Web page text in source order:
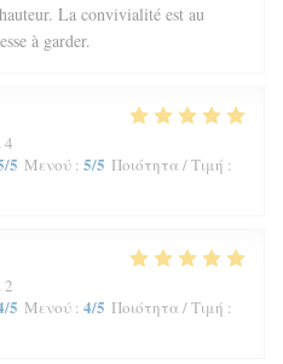
La convivialité est au
à garder.
4
/5 Μενού : 5/5 Ποιότητα / Τιμή :
2
/5 Μενού : 4/5 Ποιότητα / Τιμή :